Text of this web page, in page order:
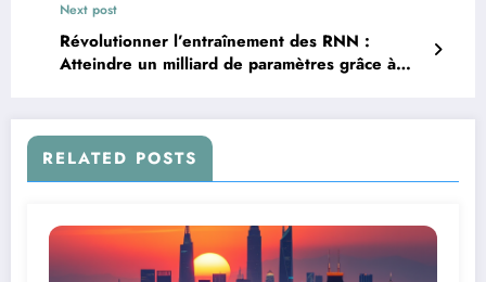
profond
Next post
Révolutionner l’entraînement des RNN :
Atteindre un milliard de paramètres grâce à
RELATED POSTS